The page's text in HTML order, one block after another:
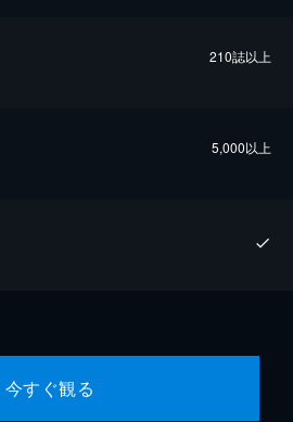
210誌以上
5,000以上
今すぐ観る